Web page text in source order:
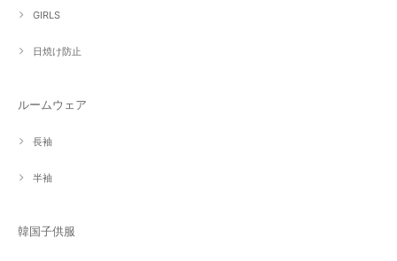
GIRLS
日焼け防止
ルームウェア
長袖
半袖
韓国子供服